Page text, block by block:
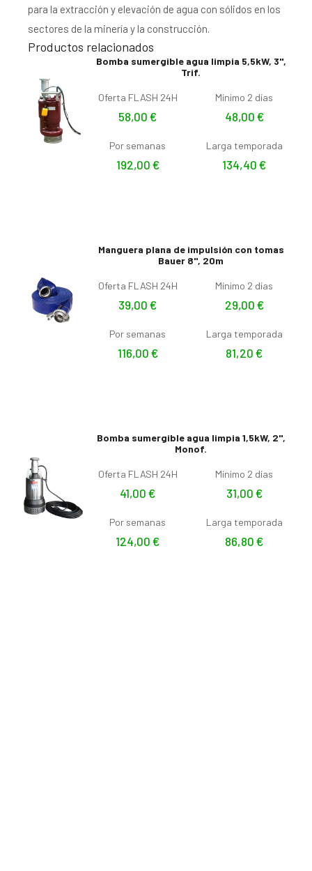
para la extracción y elevación de agua con sólidos en los
sectores de la minería y la construcción.
Productos relacionados
Bomba sumergible agua limpia 5,5kW, 3",
Trif.
Oferta FLASH 24H
58,00 €
Mínimo 2 días
48,00 €
Por semanas
192,00 €
Larga temporada
134,40 €
Manguera plana de impulsión con tomas
Bauer 8", 20m
Oferta FLASH 24H
39,00 €
Mínimo 2 días
29,00 €
Por semanas
116,00 €
Larga temporada
81,20 €
Bomba sumergible agua limpia 1,5kW, 2",
Monof.
Oferta FLASH 24H
41,00 €
Mínimo 2 días
31,00 €
Por semanas
124,00 €
Larga temporada
86,80 €